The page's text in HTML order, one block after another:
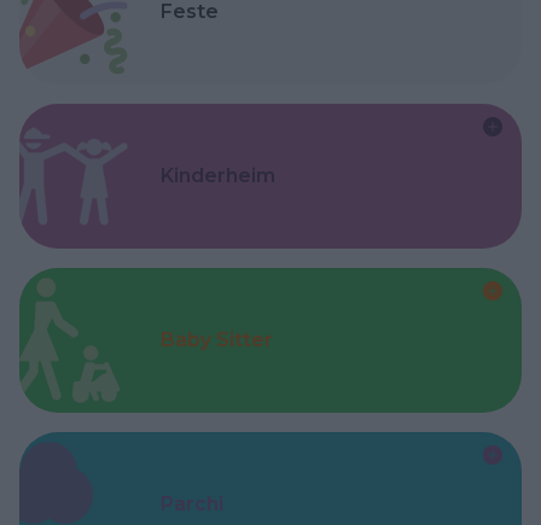
Feste
Kinderheim
Baby Sitter
Parchi